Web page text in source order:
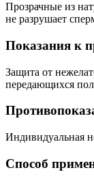
Прозрачные из
не разрушает
Показания к
Защита от
передающихся
Индивидуальная
Способ